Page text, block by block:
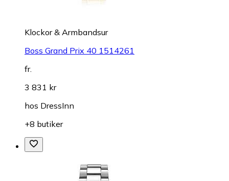
Klockor & Armbandsur
Boss Grand Prix 40 1514261
fr.
3 831 kr
hos DressInn
+8 butiker